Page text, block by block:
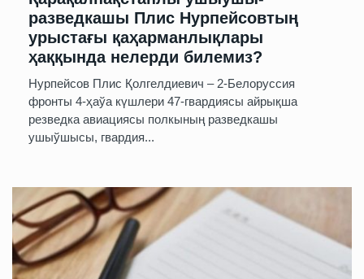
разведкашы Плис Нурпейсовтың
урыстағы қаҳарманлықлары
ҳаққында нелерди билемиз?
Нурпейсов Плис Қолгелдиевич – 2-Белоруссия
фронты 4-ҳаўа күшлери 47-гвардиясы айрықша
резведка авиациясы полкының разведкашы
ушыўшысы, гвардия...